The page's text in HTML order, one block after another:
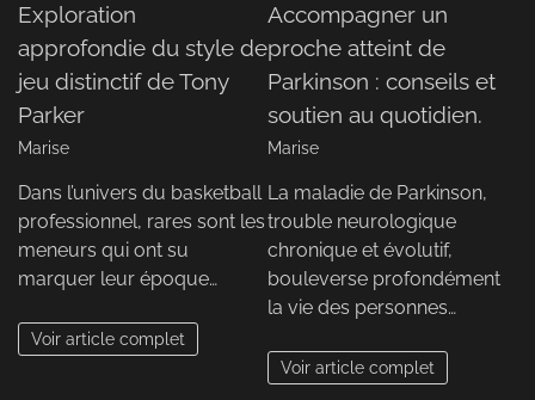
Exploration
approfondie du style de
jeu distinctif de Tony
Parker
Marise
Dans l’univers du basketball
professionnel, rares sont les
meneurs qui ont su
marquer leur époque…
Voir article complet
Accompagner un
proche atteint de
Parkinson : conseils et
soutien au quotidien.
Marise
La maladie de Parkinson,
trouble neurologique
chronique et évolutif,
bouleverse profondément
la vie des personnes…
Voir article complet